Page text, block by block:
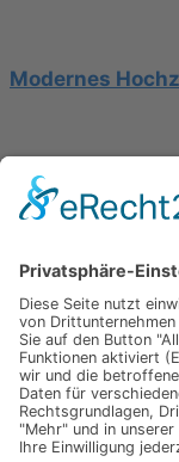
Modernes
Hochzeit am
Impressum
Werbung
About
Einsendung
AGB